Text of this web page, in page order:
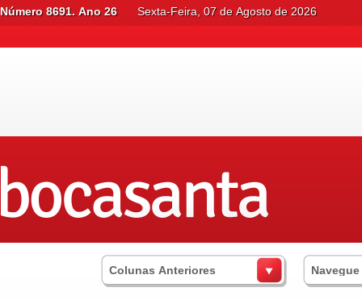
Número 8691. Ano 26 Sexta-Feira, 07 de Agosto de 2026
Colunas Anteriores